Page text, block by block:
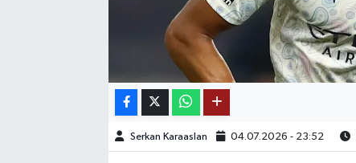
Serkan Karaaslan 04.07.2026 - 23:52
OTOMOTİV